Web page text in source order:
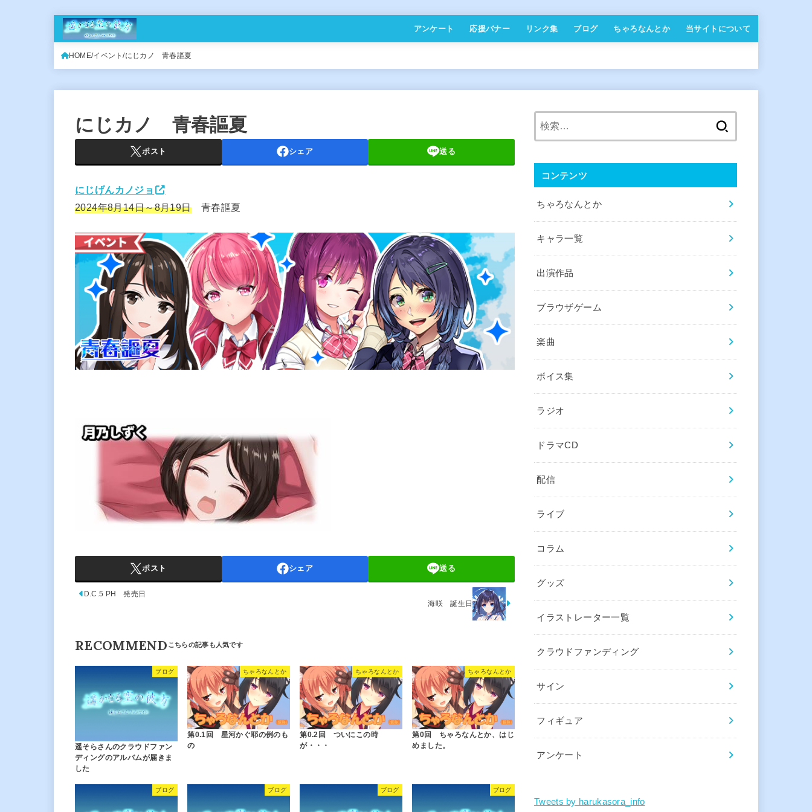
アンケート 応援バナー リンク集 ブログ ちゃろなんとか 当サイトについて
HOME イベント にじカノ 青春謳夏
にじカノ 青春謳夏
ポスト シェア 送る
にじげんカノジョ
2024年8月14日～8月19日青春謳夏
ポスト シェア 送る
D.C.5 PH 発売日
海咲 誕生日
RECOMMEND
ブログ
遥そらさんのクラウドファン
ディングのアルバムが届きま
した
ちゃろなんとか
第0.1回 星河かぐ耶の例のも
の
ちゃろなんとか
第0.2回 ついにこの時
が・・・
ちゃろなんとか
第0回 ちゃろなんとか、はじ
めました。
ブログ ブログ ブログ ブログ
コンテンツ
ちゃろなんとか
キャラ一覧
出演作品
ブラウザゲーム
楽曲
ボイス集
ラジオ
ドラマCD
配信
ライブ
コラム
グッズ
イラストレーター一覧
クラウドファンディング
サイン
フィギュア
アンケート
Tweets by harukasora_info